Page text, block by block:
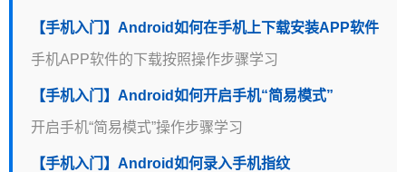
【手机入门】Android如何在手机上下载安装APP软件
手机APP软件的下载按照操作步骤学习
【手机入门】Android如何开启手机“简易模式”
开启手机“简易模式”操作步骤学习
【手机入门】Android如何录入手机指纹